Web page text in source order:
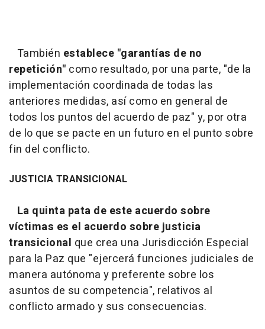
También establece "garantías de no
repetición" como resultado, por una parte, "de la
implementación coordinada de todas las
anteriores medidas, así como en general de
todos los puntos del acuerdo de paz" y, por otra
de lo que se pacte en un futuro en el punto sobre
fin del conflicto.
JUSTICIA TRANSICIONAL
La quinta pata de este acuerdo sobre
víctimas es el acuerdo sobre justicia
transicional que crea una Jurisdicción Especial
para la Paz que "ejercerá funciones judiciales de
manera autónoma y preferente sobre los
asuntos de su competencia", relativos al
conflicto armado y sus consecuencias.